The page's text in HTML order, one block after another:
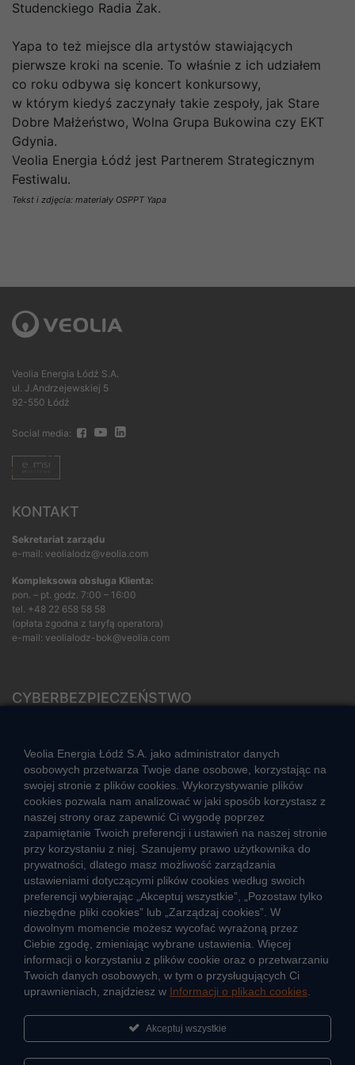
Studenckiego Radia Żak.
Yapa to też miejsce dla artystów stawiających
pierwsze kroki na scenie. To właśnie z ich udziałem
co roku odbywa się koncert konkursowy,
w którym kiedyś zaczynały takie zespoły, jak Stare
Dobre Małżeństwo, Wolna Grupa Bukowina czy EKT
Gdynia.
Veolia Energia Łódź jest Partnerem Strategicznym
Festiwalu.
Tekst i zdjęcia: materiały OSPPT Yapa
Veolia Energia Łódź S.A.
ul. J.Andrzejewskiej 5
92-550 Łódź
Social media:
KONTAKT
Sekretariat zarządu
e-mail: veolialodz@veolia.com
Kompleksowa obsługa Klienta:
pon. – pt. godz. 7:00 – 16:00
tel. +48 22 658 58 58
(opłata zgodna z taryfą operatora)
e-mail: veolialodz-bok@veolia.com
CYBERBEZPIECZEŃSTWO
CIEPŁO SYSTEMOWE
Zalety ciepła systemowego
Ciepło przez cały rok
Usługi okołociepłownicze
Informacje ciepła systemowego
JAK POWSTAJE CIEPŁO
ŹRÓDŁA CIEPŁA
Mapa sieci ciepłowniczej
KIERUNKI ROZWOJU SIECI CIEPŁOWNICZEJ
Veolia Energia Łódź S.A. jako administrator danych
osobowych przetwarza Twoje dane osobowe, korzystając na
swojej stronie z plików cookies. Wykorzystywanie plików
cookies pozwala nam analizować w jaki sposób korzystasz z
naszej strony oraz zapewnić Ci wygodę poprzez
zapamiętanie Twoich preferencji i ustawień na naszej stronie
przy korzystaniu z niej. Szanujemy prawo użytkownika do
prywatności, dlatego masz możliwość zarządzania
ustawieniami dotyczącymi plików cookies według swoich
preferencji wybierając „Akceptuj wszystkie”, „Pozostaw tylko
niezbędne pliki cookies” lub „Zarządzaj cookies”. W
dowolnym momencie możesz wycofać wyrażoną przez
Ciebie zgodę, zmieniając wybrane ustawienia. Więcej
informacji o korzystaniu z plików cookie oraz o przetwarzaniu
Twoich danych osobowych, w tym o przysługujących Ci
uprawnieniach, znajdziesz w Informacji o plikach cookies
Akceptuj wszystkie